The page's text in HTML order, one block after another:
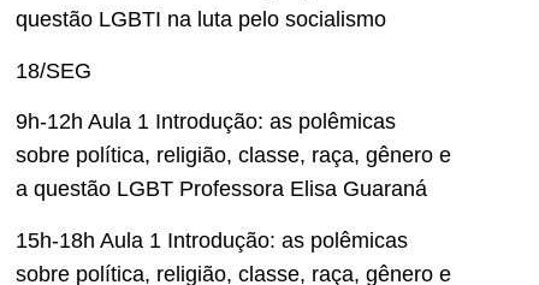
questão LGBTI na luta pelo socialismo
18/SEG
9h-12h Aula 1 Introdução: as polêmicas
sobre política, religião, classe, raça, gênero e
a questão LGBT Professora Elisa Guaraná
15h-18h Aula 1 Introdução: as polêmicas
sobre política, religião, classe, raça, gênero e